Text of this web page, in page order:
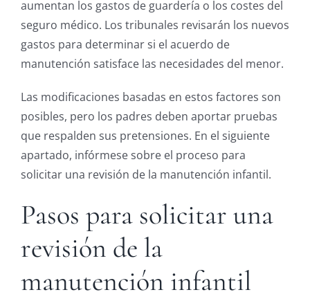
aumentan los gastos de guardería o los costes del
seguro médico. Los tribunales revisarán los nuevos
gastos para determinar si el acuerdo de
manutención satisface las necesidades del menor.
Las modificaciones basadas en estos factores son
posibles, pero los padres deben aportar pruebas
que respalden sus pretensiones. En el siguiente
apartado, infórmese sobre el proceso para
solicitar una revisión de la manutención infantil.
Pasos para solicitar una
revisión de la
manutención infantil